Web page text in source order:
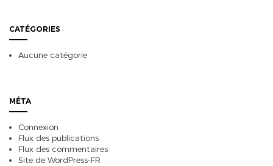
CATÉGORIES
Aucune catégorie
MÉTA
Connexion
Flux des publications
Flux des commentaires
Site de WordPress-FR